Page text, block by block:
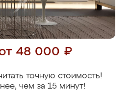
48 000 ₽
точную стоимость!
чем за 15 минут!